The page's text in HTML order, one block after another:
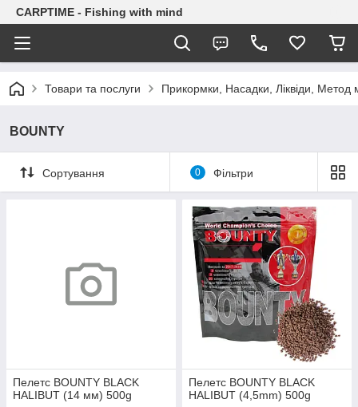
CARPTIME - Fishing with mind
Товари та послуги Прикормки, Насадки, Ліквіди, Метод
BOUNTY
Сортування 0 Фільтри
Пелетс BOUNTY BLACK
HALIBUT (14 мм) 500g
Пелетс BOUNTY BLACK
HALIBUT (4,5mm) 500g